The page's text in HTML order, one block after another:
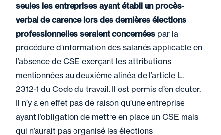
seules les entreprises ayant établi un procès-
verbal de carence lors des dernières élections
professionnelles seraient concernées par la
procédure d’information des salariés applicable en
l’absence de CSE exerçant les attributions
mentionnées au deuxième alinéa de l’article L.
2312-1 du Code du travail. Il est permis d’en douter.
Il n’y a en effet pas de raison qu’une entreprise
ayant l’obligation de mettre en place un CSE mais
qui n’aurait pas organisé les élections